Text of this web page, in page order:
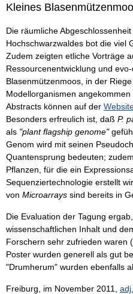
Kleines
Die räumliche
Hochschwarzwaldes bot die viel
Zudem zeigten etliche Vorträge
Ressourcenentwicklung und
Blasenmützenmoos, in der
Modellorganismen
Abstracts können auf der
Besonders erfreulich ist, daß P.
als "plant flagship genome"
Genom wird mit seinen
Quantensprung bedeuten;
Pflanzen, für die ein
Sequenziertechnologie erstellt
von Microarrays sind bereits in
Die Evaluation der Tagung
wissenschaftlichen Inhalt und
Forschern sehr zufrieden waren
Poster wurden generell als gut
"Drumherum" wurden ebenfalls
Freiburg, im November 2011,